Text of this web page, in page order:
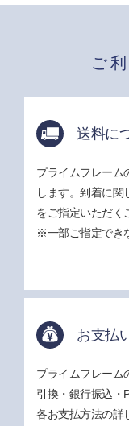
ご
送料に
プライムフレーム
します。到着に関
をご指定いただく
※一部ご指定でき
お支払
プライムフレーム
引換・銀行振込・
各お支払方法の詳